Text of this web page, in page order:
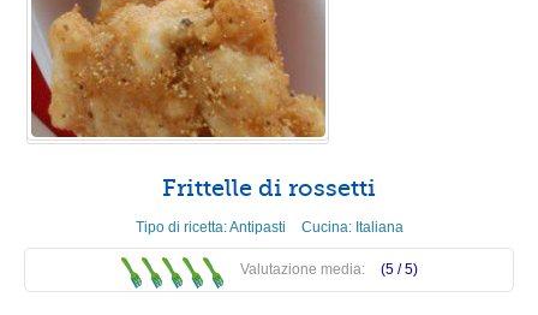
Frittelle di rossetti
Tipo di ricetta:Antipasti Cucina: Italiana
Valutazione media: (5 /5)